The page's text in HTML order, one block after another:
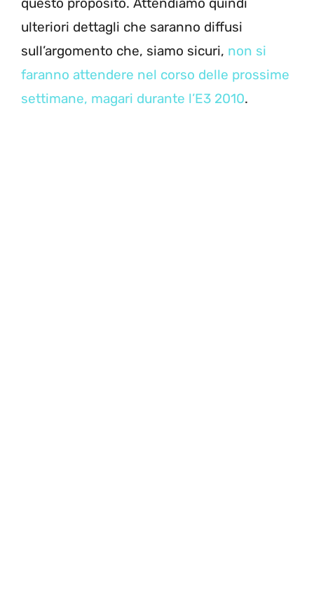
ulteriori dettagli che saranno diffusi
sull’argomento che, siamo sicuri, non si
faranno attendere nel corso delle prossime
settimane, magari durante l’E3 2010.